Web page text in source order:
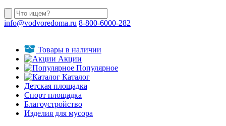
info@vodvoredoma.ru 8-800-6000-282
Товары в наличии
Акции
Популярное
Каталог
Детская площадка
Спорт площадка
Благоустройство
Изделия для мусора